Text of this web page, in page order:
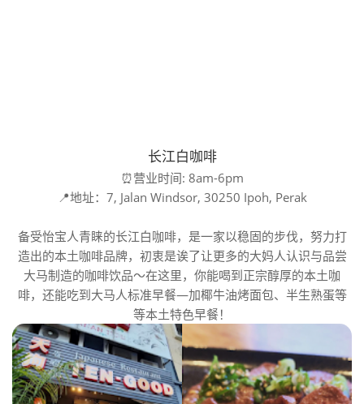
长江白咖啡
⏰营业时间: 8am-6pm
📍地址：7, Jalan Windsor, 30250 Ipoh, Perak
备受怡宝人青睐的长江白咖啡，是一家以稳固的步伐，努力打
造出的本土咖啡品牌，初衷是诶了让更多的大妈人认识与品尝
大马制造的咖啡饮品～在这里，你能喝到正宗醇厚的本土咖
啡，还能吃到大马人标准早餐—加椰牛油烤面包、半生熟蛋等
等本土特色早餐！